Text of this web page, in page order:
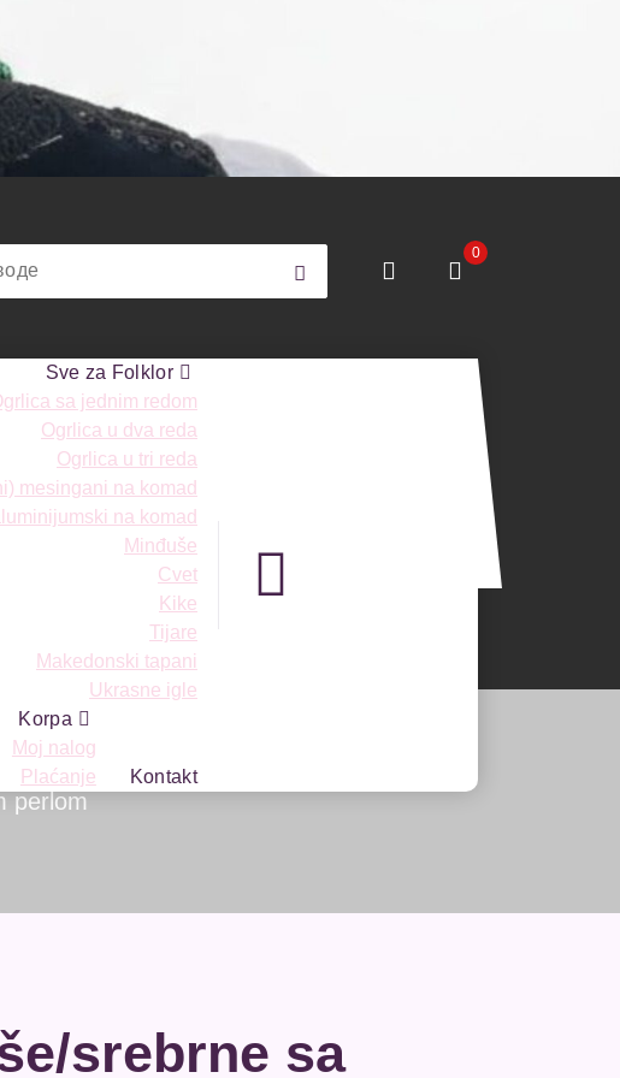
0
Sve za Folklor
sa jednim redom
Ogrlica u dva reda
Ogrlica u tri reda
mesingani na komad
na komad
Minđuše
Cvet
Kike
Tijare
Makedonski tapani
Ukrasne igle
Korpa
Moj nalog
Plaćanje
Kontakt
perlom
srebrne sa